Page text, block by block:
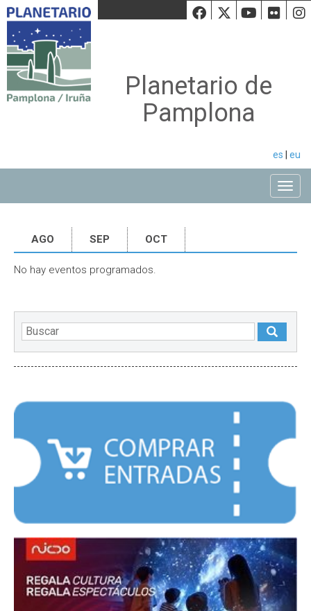
Facebook
Twiiter
Planetario de
Pamplona
es eu
AGO SEP OCT
No hay eventos programados.